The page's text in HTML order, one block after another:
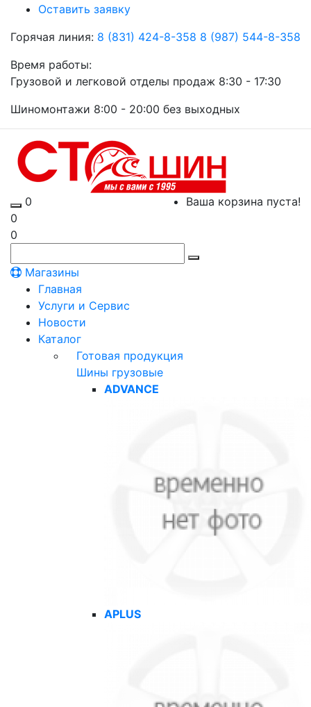
Оставить заявку
Горячая линия: 8 (831) 424-8-358 8 (987) 544-8-358
Время работы:
Грузовой и легковой отделы продаж 8:30 - 17:30
Шиномонтажи 8:00 - 20:00 без выходных
0
Ваша корзина пуста!
0
0
Магазины
Главная
Услуги и Сервис
Новости
Каталог
Готовая продукция
Шины грузовые
ADVANCE
APLUS